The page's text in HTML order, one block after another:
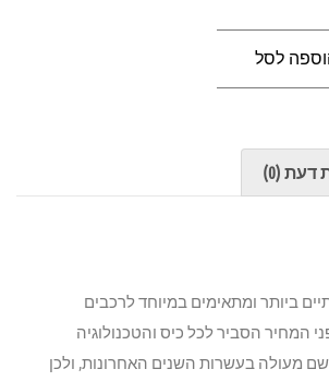
לסל
דעת (0)
ביותר ומתאימים במיוחד לרכבים
המחיר הסביר לכל כיס והטכנולוגיה
מעולה בעשרות השנים האחרונות, ולכן